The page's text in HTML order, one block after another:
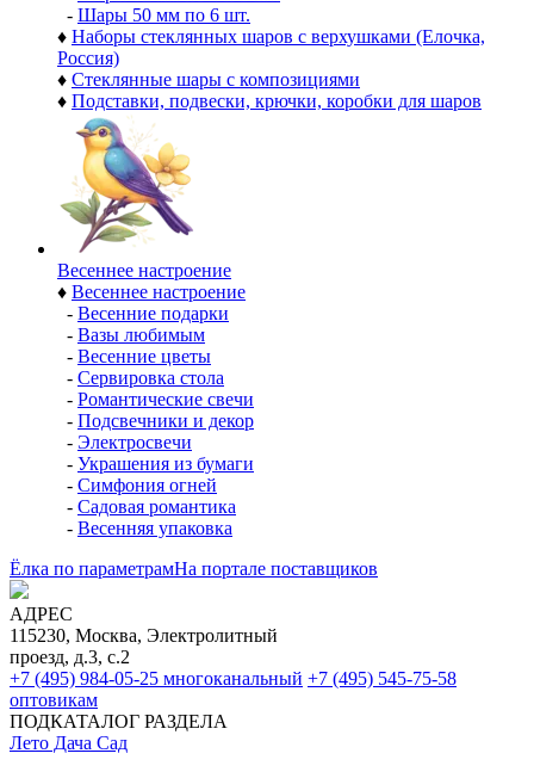
- Шары 50 мм по 6 шт.
♦ Наборы стеклянных шаров с верхушками (Елочка,
Россия)
♦ Стеклянные шары с композициями
♦ Подставки, подвески, крючки, коробки для шаров
Весеннее настроение
♦ Весеннее настроение
- Весенние подарки
- Вазы любимым
- Весенние цветы
- Сервировка стола
- Романтические свечи
- Подсвечники и декор
- Электросвечи
- Украшения из бумаги
- Симфония огней
- Садовая романтика
- Весенняя упаковка
Ёлка по параметрамНа портале поставщиков
АДРЕС
115230, Москва, Электролитный
проезд, д.3, с.2
+7 (495) 984-05-25 многоканальный +7 (495) 545-75-58
оптовикам
ПОДКАТАЛОГ РАЗДЕЛА
Лето Дача Сад